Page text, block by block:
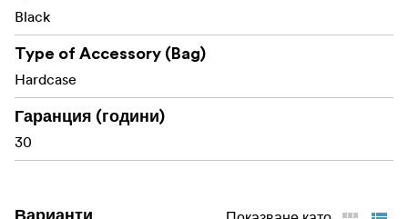
Black
Type of Accessory (Bag)
Hardcase
Гаранция (години)
30
Варианти